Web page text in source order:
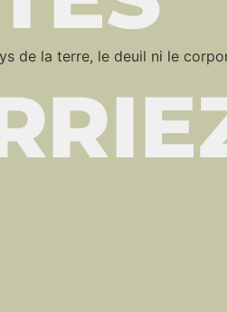
de la terre, le deuil ni le